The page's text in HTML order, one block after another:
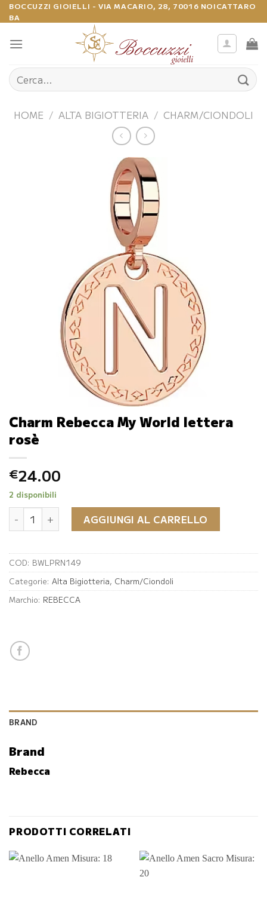
Salta
ai
contenuti
BOCCUZZI GIOIELLI - VIA MACARIO, 28, 70016 NOICATTARO
BA
Cerca:
HOME / ALTA BIGIOTTERIA / CHARM/CIONDOLI
Charm Rebecca My World lettera
rosè
€24.00
2 disponibili
Charm Rebecca My World lettera rosè quantità
AGGIUNGI AL CARRELLO
COD: BWLPRN149
Categorie: Alta Bigiotteria, Charm/Ciondoli
Marchio: REBECCA
BRAND
Brand
Rebecca
PRODOTTI CORRELATI